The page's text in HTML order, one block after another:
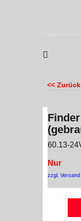
<< Zurück
60.13-
Nur
zzgl. Versand